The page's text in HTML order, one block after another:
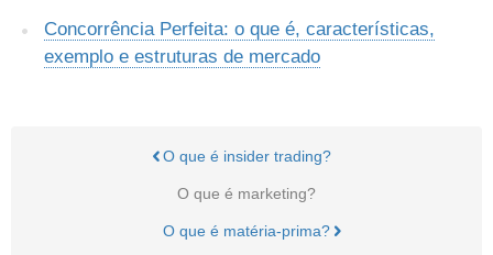
Concorrência Perfeita: o que é, características,
exemplo e estruturas de mercado
O que é insider trading?
O que é marketing?
O que é matéria-prima?